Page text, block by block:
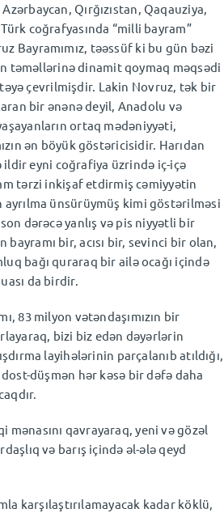
Qırğızıstan, Qaqauziya,
coğrafyasında “milli bayram”
Bayramımız, təəssüf ki bu gün bəzi
təməllərinə dinamit qoymaq məqsədi
çevrilmişdir. Lakin Novruz, tək bir
bir ənənə deyil, Anadolu və
ortaq mədəniyyəti,
ən böyük göstəricisidir. Harıdan
ildir eyni coğrafiya üzrində iç-içə
tərzi inkişaf etdirmiş cəmiyyətin
ayrılma ünsürüymüş kimi göstərilməsi
dərəcə yanlış və pis niyyətli bir
bayramı bir, acısı bir, sevinci bir olan,
bağı quraraq bir ailə ocağı içində
da birdir.
83 milyon vətəndaşımızın bir
bizi biz edən dəyərlərin
layihələrinin parçalanıb atıldığı,
düşmən hər kəsə bir dəfə daha
mənasını qavrayaraq, yeni və gözəl
və barış içində əl-ələ qeyd
karşılaştırılamayacak kadar köklü,